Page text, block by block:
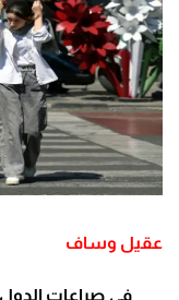
عقيل وساف
في صراعات الدول